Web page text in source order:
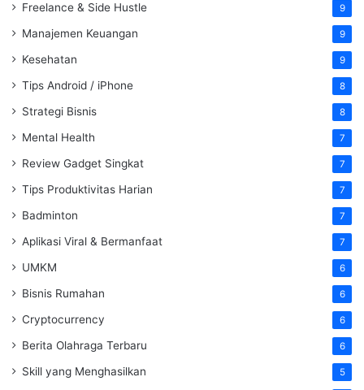
Freelance & Side Hustle 9
Manajemen Keuangan 9
Kesehatan 9
Tips Android / iPhone 8
Strategi Bisnis 8
Mental Health 7
Review Gadget Singkat 7
Tips Produktivitas Harian 7
Badminton 7
Aplikasi Viral & Bermanfaat 7
UMKM 6
Bisnis Rumahan 6
Cryptocurrency 6
Berita Olahraga Terbaru 6
Skill yang Menghasilkan 5